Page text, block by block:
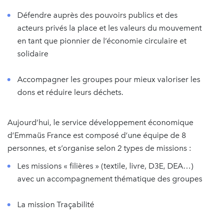
Défendre auprès des pouvoirs publics et des
acteurs privés la place et les valeurs du mouvement
en tant que pionnier de l’économie circulaire et
solidaire
Accompagner les groupes pour mieux valoriser les
dons et réduire leurs déchets.
Aujourd’hui, le service développement économique
d’Emmaüs France est composé d’une équipe de 8
personnes, et s’organise selon 2 types de missions :
Les missions « filières » (textile, livre, D3E, DEA…)
avec un accompagnement thématique des groupes
La mission Traçabilité